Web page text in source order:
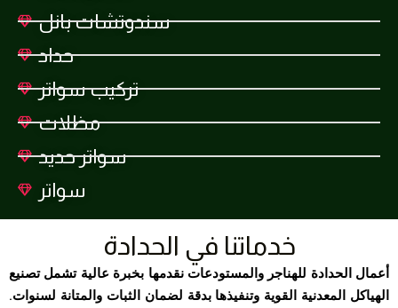
سندوتشات بانل
حداد
تركيب سواتر
مظلات
سواتر حديد
سواتر
خدماتنا في الحدادة
أعمال الحدادة للهناجر والمستودعات نقدمها بخبرة عالية تشمل تصنيع
الهياكل المعدنية القوية وتنفيذها بدقة لضمان الثبات والمتانة لسنوات.